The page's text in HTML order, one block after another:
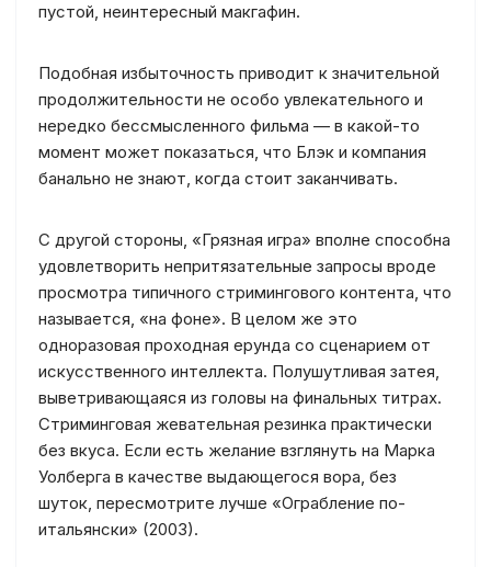
пустой, неинтересный макгафин.
Подобная избыточность приводит к значительной
продолжительности не особо увлекательного и
нередко бессмысленного фильма — в какой-то
момент может показаться, что Блэк и компания
банально не знают, когда стоит заканчивать.
С другой стороны, «Грязная игра» вполне способна
удовлетворить непритязательные запросы вроде
просмотра типичного стримингового контента, что
называется, «на фоне». В целом же это
одноразовая проходная ерунда со сценарием от
искусственного интеллекта. Полушутливая затея,
выветривающаяся из головы на финальных титрах.
Стриминговая жевательная резинка практически
без вкуса. Если есть желание взглянуть на Марка
Уолберга в качестве выдающегося вора, без
шуток, пересмотрите лучше «Ограбление по-
итальянски» (2003).